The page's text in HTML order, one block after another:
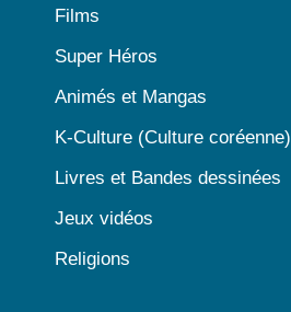
Films
Super Héros
Animés et Mangas
K-Culture (Culture coréenne)
Livres et Bandes dessinées
Jeux vidéos
Religions